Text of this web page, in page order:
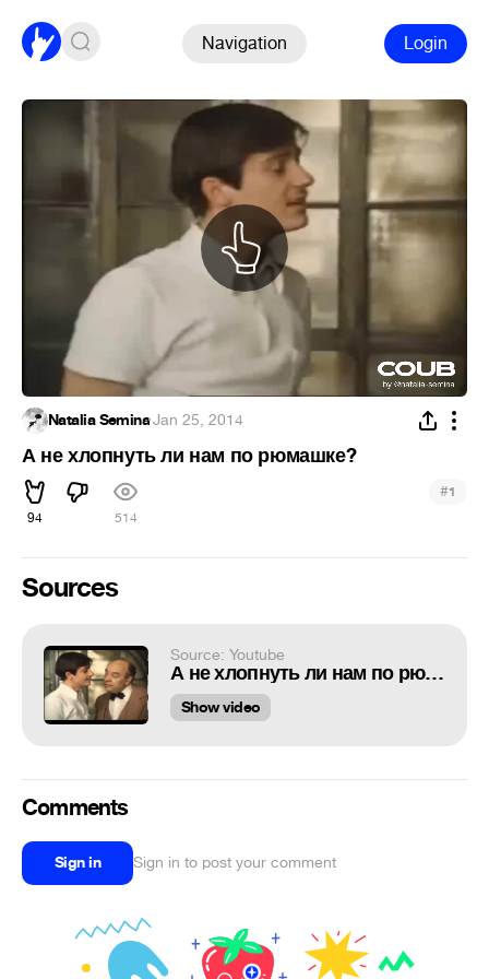
Navigation Login
Natalia Semina·Jan 25, 2014
А не хлопнуть ли нам по рюмашке?
94 514
#1
Sources
Source: Youtube
А не хлопнуть ли нам по рюмашке?
Show video
Comments
Sign in Sign in to post your comment